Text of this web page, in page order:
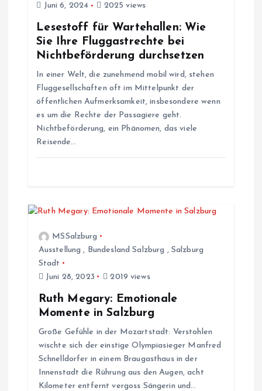
o
Juni 6, 2024
2025 views
Lesestoff für Wartehallen: Wie
Sie Ihre Fluggastrechte bei
Nichtbeförderung durchsetzen
In einer Welt, die zunehmend mobil wird, stehen
Fluggesellschaften oft im Mittelpunkt der
öffentlichen Aufmerksamkeit, insbesondere wenn
es um die Rechte der Passagiere geht.
Nichtbeförderung, ein Phänomen, das viele
Reisende…
MSSalzburg
Ausstellung , Bundesland Salzburg , Salzburg
Stadt
Juni 28, 2023
2019 views
Ruth Megary: Emotionale
Momente in Salzburg
Große Gefühle in der Mozartstadt: Verstohlen
wischte sich der einstige Olympiasieger Manfred
Schnelldorfer in einem Braugasthaus in der
Innenstadt die Rührung aus den Augen, acht
Kilometer entfernt vergoss Sängerin und…